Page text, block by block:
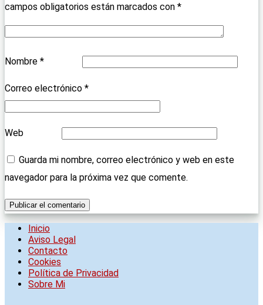
campos obligatorios están marcados con *
Nombre *
Correo electrónico *
Web
Guarda mi nombre, correo electrónico y web en este
navegador para la próxima vez que comente.
Inicio
Aviso Legal
Contacto
Cookies
Política de Privacidad
Sobre Mi